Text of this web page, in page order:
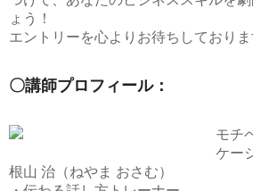
ょう！
エントリーを心よりお待ちしておりま
〇講師プロフィール：
モチ
ケー
根山 治（ねやま おさむ）